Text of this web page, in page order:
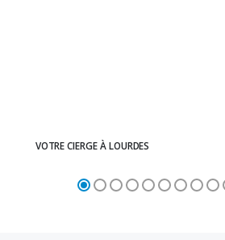
VOTRE CIERGE À LOURDES